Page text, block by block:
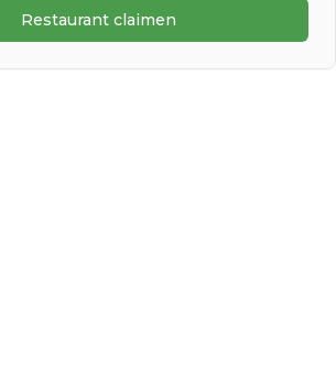
Restaurant claimen